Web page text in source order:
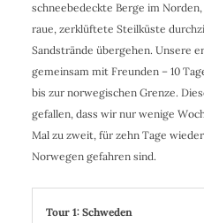
schneebedeckte Berge im
raue, zerklüftete Steilküste
Sandstrände übergehen. Unsere
gemeinsam mit Freunden – 10
bis zur norwegischen Grenze.
gefallen, dass wir nur wenige
Mal zu zweit, für zehn Tage
Norwegen gefahren sind.
Tour 1: Schweden